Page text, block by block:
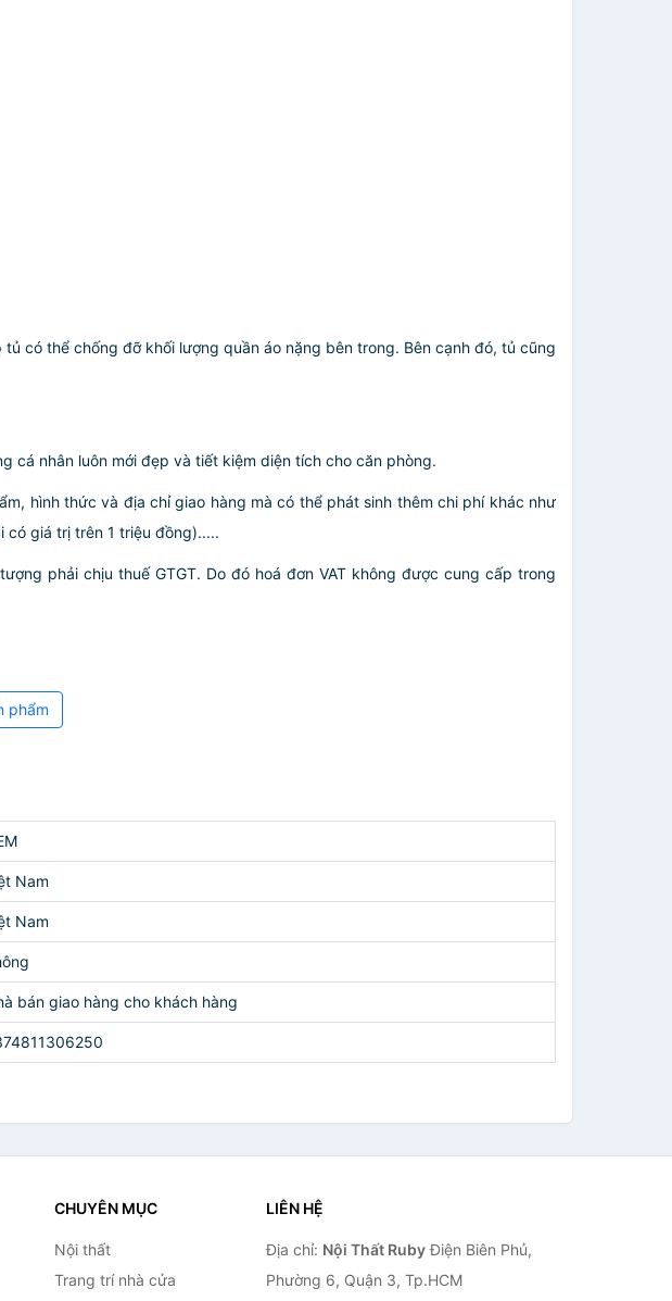
có thể chống đỡ khối lượng quần áo nặng bên trong. Bên cạnh đó, tủ cũng
cá nhân luôn mới đẹp và tiết kiệm diện tích cho căn phòng.
hình thức và địa chỉ giao hàng mà có thể phát sinh thêm chi phí khác như
giá trị trên 1 triệu đồng).....
phải chịu thuế GTGT. Do đó hoá đơn VAT không được cung cấp trong
phẩm
Nam
Nam
bán giao hàng cho khách hàng
CHUYÊN MỤC
Nội thất
Trang trí nhà cửa
LIÊN HỆ
Địa chỉ: Nội Thất RubyĐiện Biên Phủ,
Phường 6, Quận 3, Tp.HCM